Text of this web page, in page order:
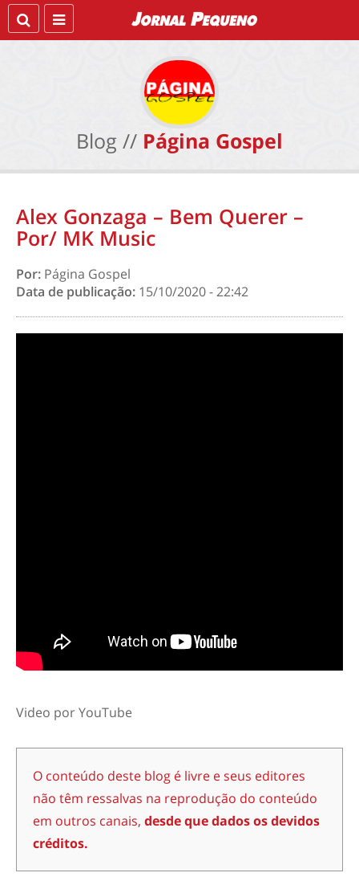
Blog // Página Gospel
Alex Gonzaga – Bem Querer –
Por/ MK Music
Por: Página Gospel
Data de publicação: 15/10/2020 - 22:42
Video por YouTube
O conteúdo deste blog é livre e seus editores
não têm ressalvas na reprodução do conteúdo
em outros canais, desde que dados os devidos
créditos.